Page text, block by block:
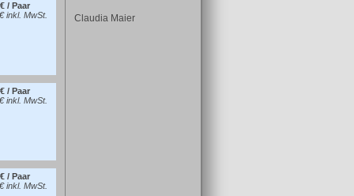
Claudia Maier
/ Paar
inkl. MwSt.
/ Paar
inkl. MwSt.
/ Paar
inkl. MwSt.